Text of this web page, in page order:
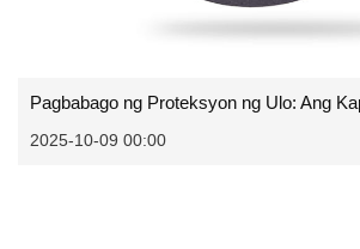
2025-10-09 00:00